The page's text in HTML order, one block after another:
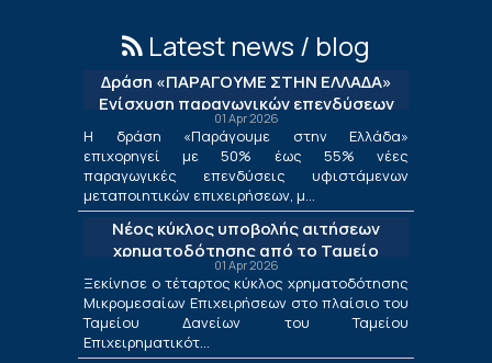
Latest news / blog
Δράση «ΠΑΡΑΓΟΥΜΕ ΣΤΗΝ ΕΛΛΑΔΑ»
Ενίσχυση παραγωγικών επενδύσεων
μεταποίησης
01 Apr 2026
Η δράση «Παράγουμε στην Ελλάδα»
επιχορηγεί με 50% έως 55% νέες
παραγωγικές επενδύσεις υφιστάμενων
μεταποιητικών επιχειρήσεων, μ...
Νέος κύκλος υποβολής αιτήσεων
χρηματοδότησης από το Ταμείο
Δανείων του ΤΕΠΙΧ ΙΙΙ
01 Apr 2026
Ξεκίνησε ο τέταρτος κύκλος χρηματοδότησης
Μικρομεσαίων Επιχειρήσεων στο πλαίσιο του
Ταμείου Δανείων του Ταμείου
Επιχειρηματικότ...